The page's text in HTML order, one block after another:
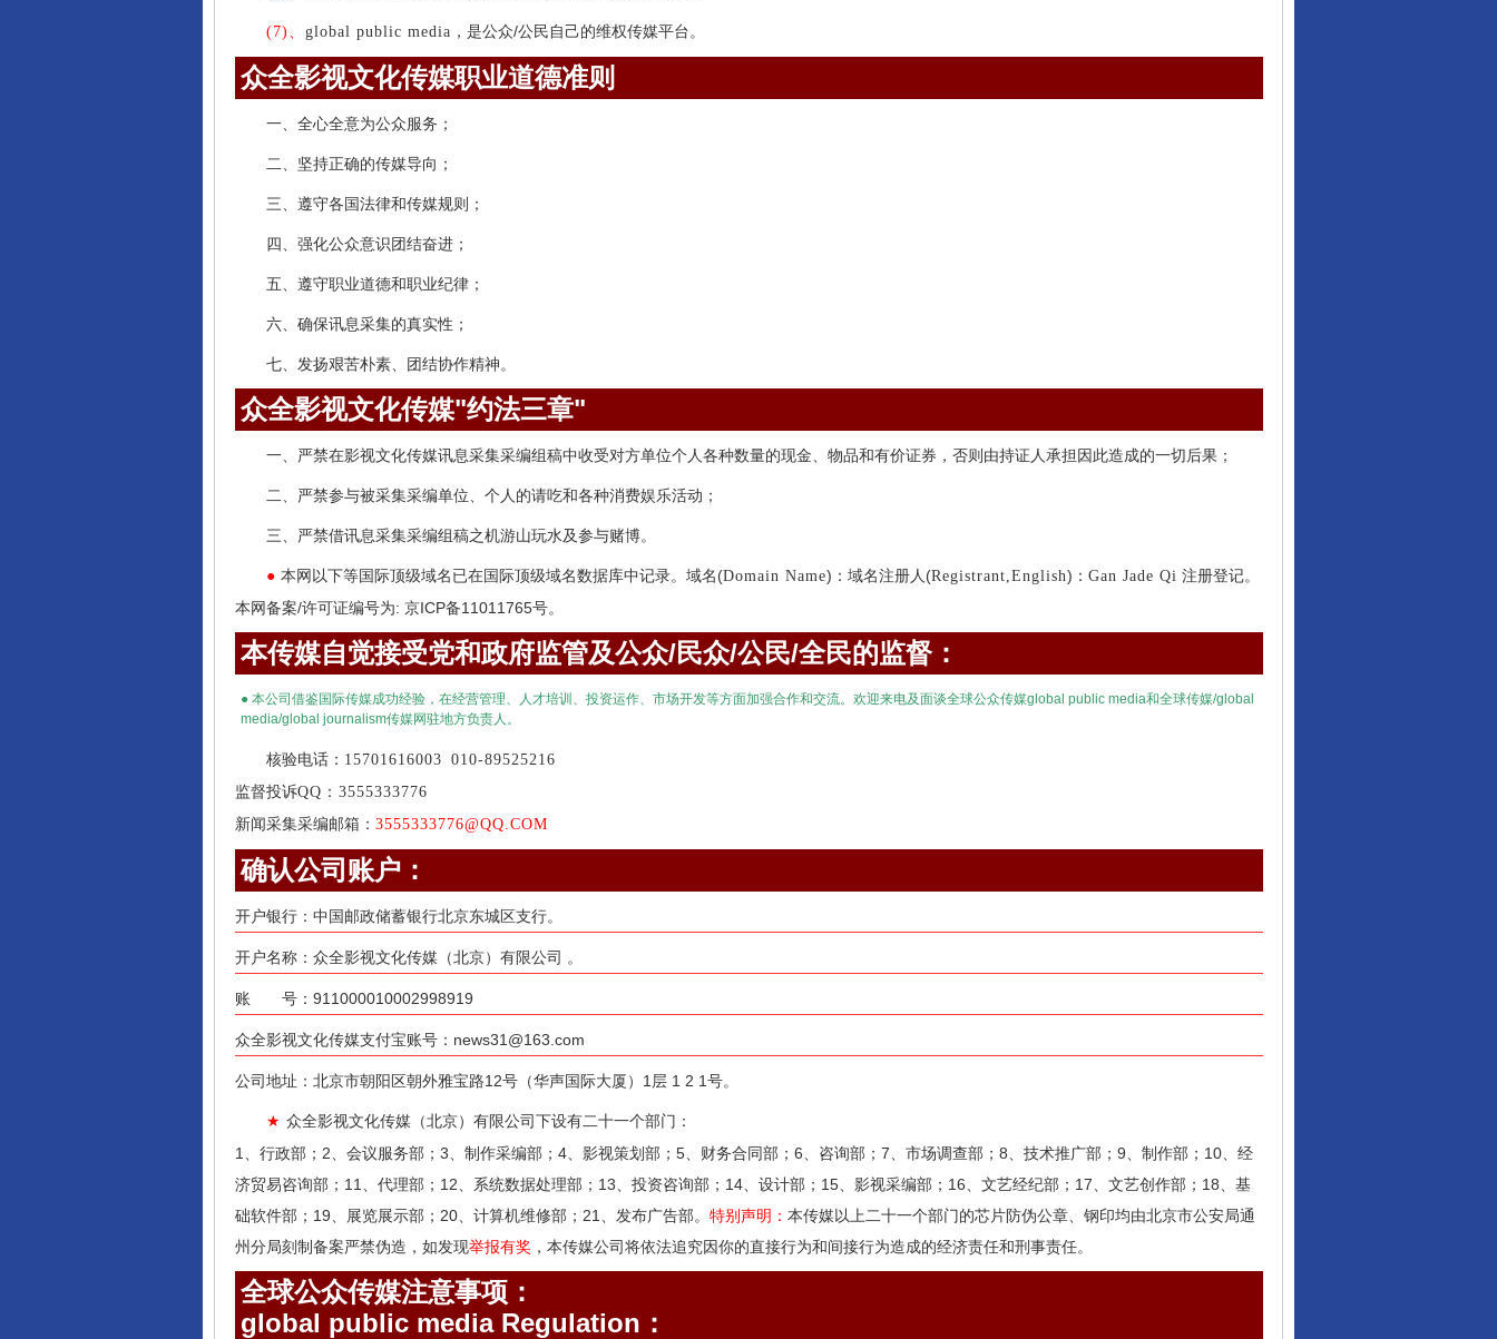
(7)、 global public media ，是公众/公民自己的维权传媒平台。
众全影视文化传媒职业道德准则
一、全心全意为公众服务；
二、坚持正确的传媒导向；
三、遵守各国法律和传媒规则；
四、强化公众意识团结奋进；
五、遵守职业道德和职业纪律；
六、确保讯息采集的真实性；
七、发扬艰苦朴素、团结协作精神。
众全影视文化传媒"约法三章"
一、严禁在影视文化传媒讯息采集采编组稿中收受对方单位个人各种数量的现金、物品和有价证券，否则由持证人承担因此造成的一切后果；
二、严禁参与被采集采编单位、个人的请吃和各种消费娱乐活动；
三、严禁借讯息采集采编组稿之机游山玩水及参与赌博。
● 本网以下等国际顶级域名已在国际顶级域名数据库中记录。域名(Domain Name)：域名注册人(Registrant,English)： Gan Jade Qi 注册登记。
本网备案/许可证编号为: 京ICP备11011765号。
本传媒自觉接受党和政府监管及公众/民众/公民/全民的监督：
● 本公司借鉴国际传媒成功经验，在经营管理、人才培训、投资运作、市场开发等方面加强合作和交流。欢迎来电及面谈全球公众传媒global public media和全球传媒/global
media/global journalism传媒网驻地方负责人。
核验电话： 15701616003 010-89525216
监督投诉QQ：3555333776
新闻采集采编邮箱： 3555333776@QQ.COM
确认公司账户：
开户银行：中国邮政储蓄银行北京东城区支行。
开户名称：众全影视文化传媒（北京）有限公司 。
账 号：911000010002998919
众全影视文化传媒支付宝账号：news31@163.com
公司地址：北京市朝阳区朝外雅宝路12号（华声国际大厦）1层 1 2 1号。
★ 众全影视文化传媒（北京）有限公司下设有二十一个部门：
1、行政部；2、会议服务部；3、制作采编部；4、影视策划部；5、财务合同部；6、咨询部；7、市场调查部；8、技术推广部；9、制作部；10、经
济贸易咨询部；11、代理部；12、系统数据处理部；13、投资咨询部；14、设计部；15、影视采编部；16、文艺经纪部；17、文艺创作部；18、基
础软件部；19、展览展示部；20、计算机维修部；21、发布广告部。 特别声明： 本传媒以上二十一个部门的芯片防伪公章、钢印均由北京市公安局通
州分局刻制备案严禁伪造，如发现举报有奖 ，本传媒公司将依法追究因你的直接行为和间接行为造成的经济责任和刑事责任。
全球公众传媒注意事项：
global public mediaRegulation：